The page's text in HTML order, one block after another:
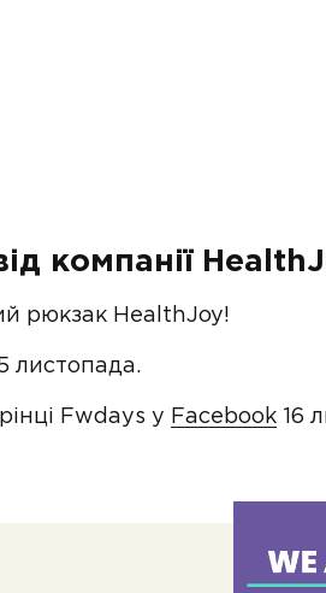
компанії
рюкзак HealthJoy!
листопада.
Fwdays у Facebook 16